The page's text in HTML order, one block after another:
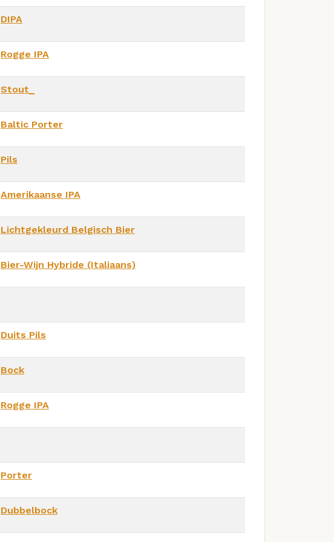
DIPA
Rogge IPA
Stout_
Baltic Porter
Pils
Amerikaanse IPA
Lichtgekleurd Belgisch Bier
Bier-Wijn Hybride (Italiaans)
Duits Pils
Bock
Rogge IPA
Porter
Dubbelbock